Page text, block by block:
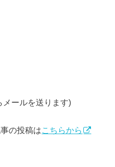
ールを送ります)
の投稿はこちらから